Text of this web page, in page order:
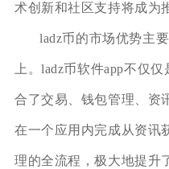
术创新和社区支持将成为
ladz币的市场优势主
上。ladz币软件app不仅
合了交易、钱包管理、资
在一个应用内完成从资讯
理的全流程，极大地提升